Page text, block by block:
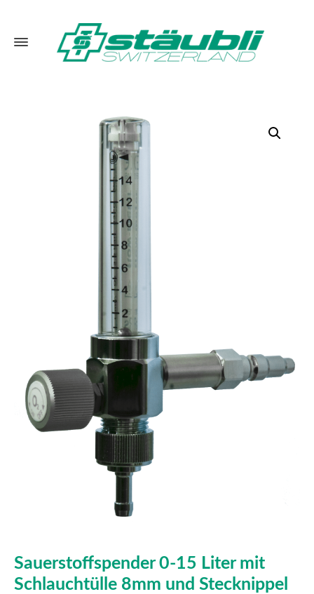
Sauerstoffspender 0-15 Liter mit
Schlauchtülle 8mm und Stecknippel